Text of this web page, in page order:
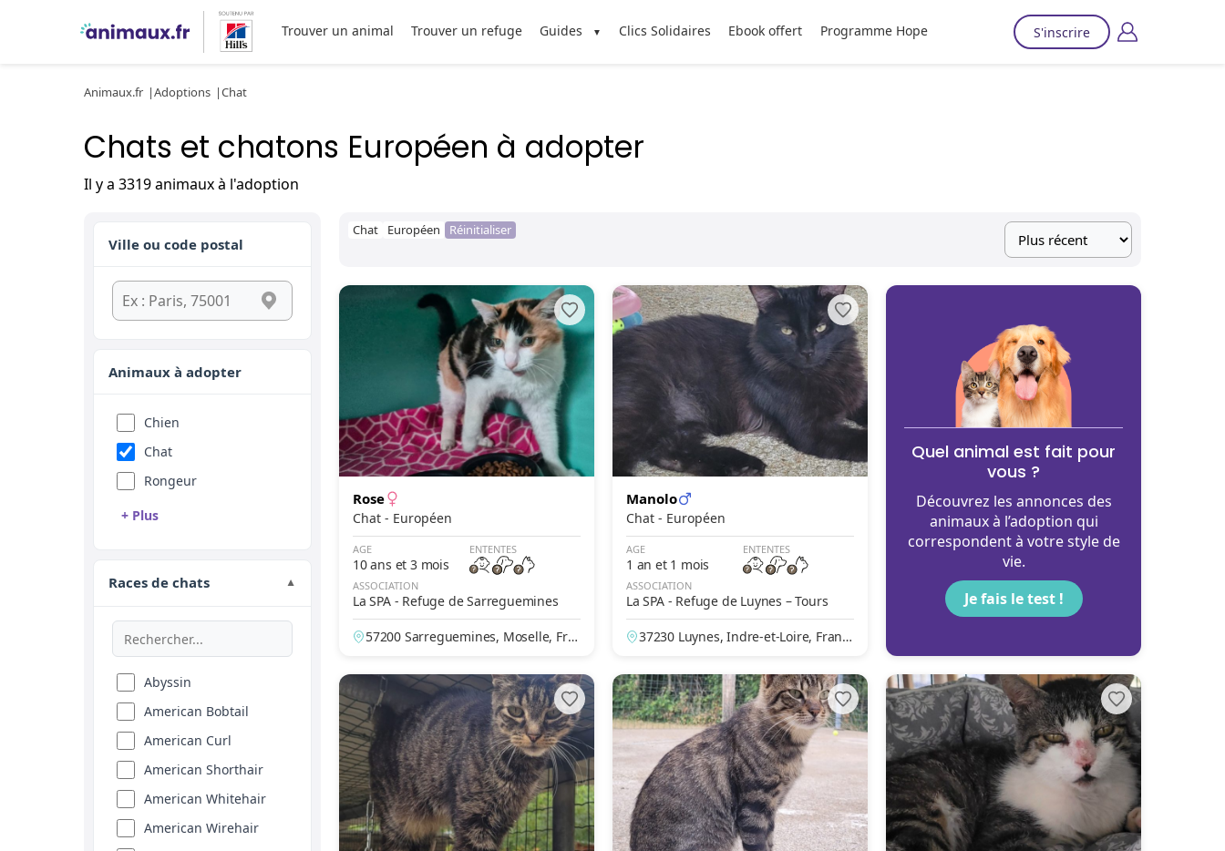
Trouver un animal Trouver un refuge Guides Clics Solidaires Ebook offert Programme Hope S'inscrire
Animaux.fr Adoptions Chat
Chats et chatons Européen à adopter
Il y a 3319 animaux à l'adoption
Ville ou code postal
Animaux à adopter
Chien
Chat
Rongeur
+ Plus
Oiseau
Equidé
Races de chats ▼
Abyssin
American Bobtail
American Curl
American Shorthair
American Whitehair
American Wirehair
Chat Européen Réinitialiser
Rose
Chat - Européen
AGE
10 ans et 3 mois
ENTENTES
ASSOCIATION
La SPA - Refuge de Sarreguemines
57200 Sarreguemines, Moselle, Fra
Manolo
Chat - Européen
AGE
1 an et 1 mois
ENTENTES
ASSOCIATION
La SPA - Refuge de Luynes – Tours
37230 Luynes, Indre-et-Loire, Franc
Quel animal est fait pour
vous ?
Découvrez les annonces des
animaux à l’adoption qui
correspondent à votre style de
vie.
Je fais le test !